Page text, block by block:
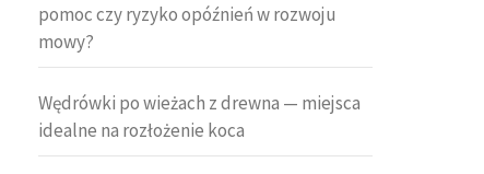
pomoc czy ryzyko opóźnień w rozwoju
mowy?
Wędrówki po wieżach z drewna — miejsca
idealne na rozłożenie koca